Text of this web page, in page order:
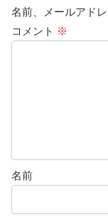
名前、メールアド
コメント ※
名前